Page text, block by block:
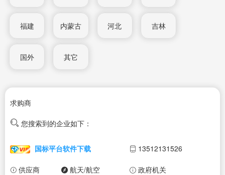
福建 内蒙古 河北 吉林
国外 其它
求购商
您搜索到的企业如下：
国标平台软件下载 13512131526
供应商 航天/航空 政府机关